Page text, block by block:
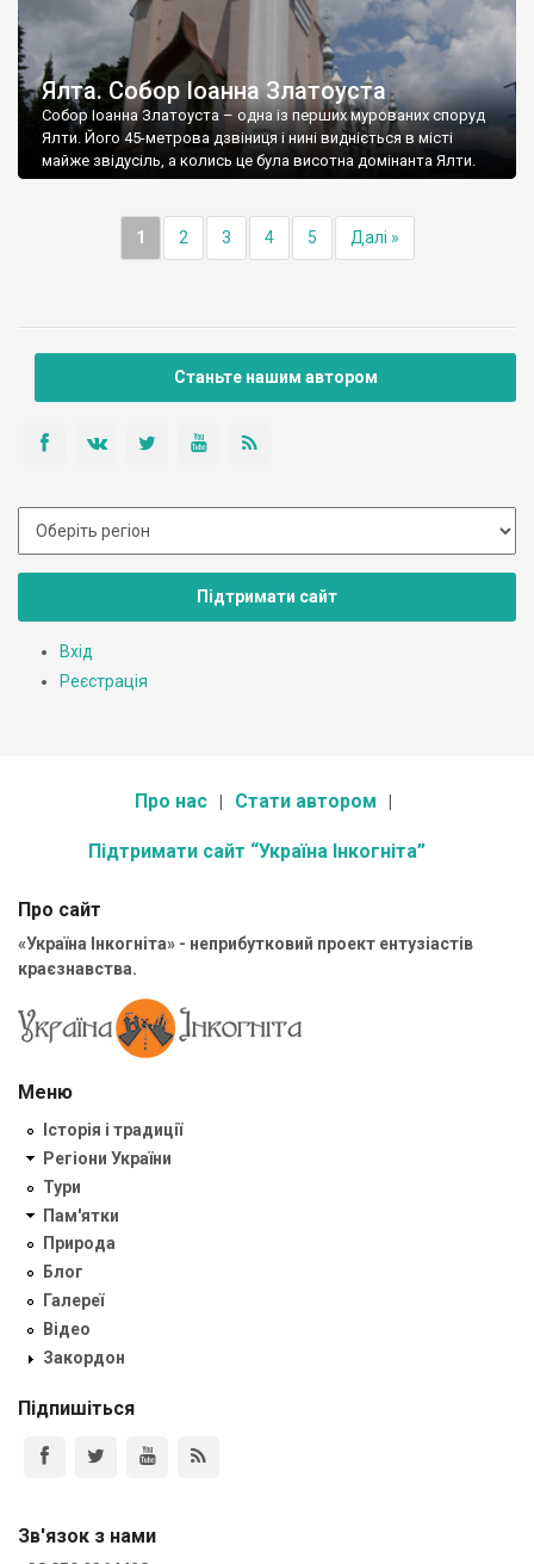
Ялта. Собор Іоанна Златоуста
Собор Іоанна Златоуста – одна із перших мурованих споруд
Ялти. Його 45-метрова дзвіниця і нині видніється в місті
майже звідусіль, а колись це була висотна домінанта Ялти.
1 2 3 4 5 Далі »
Станьте нашим автором
Підтримати сайт
Вхід
Реєстрація
Про нас Стати автором
Підтримати сайт “Україна Інкогніта”
Про сайт
«Україна Інкогніта» - неприбутковий проект ентузіастів
краєзнавства.
Меню
Історія і традиції
Регіони України
Тури
Пам'ятки
Природа
Блог
Галереї
Відео
Закордон
Підпишіться
Зв'язок з нами